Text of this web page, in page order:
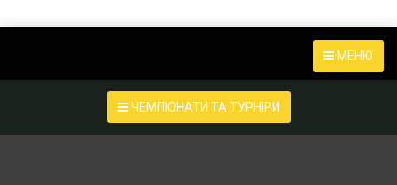
МЕНЮ
ЧЕМПІОНАТИ ТА ТУРНІРИ